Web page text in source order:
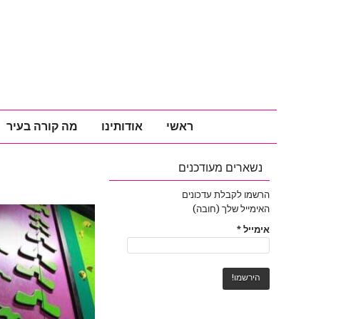
ראשי אודותינו מה קורה בעיר
נשארים מעודכנים
הרשמו לקבלת עדכונים
האימייל שלך (חובה)
אימייל *